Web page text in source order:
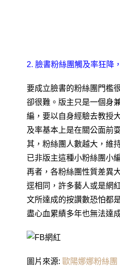
2. 臉書粉絲團觸及率狂降
要成立臉書的粉絲團門檻
卻很難 。版主只是一個身
編 ， 要以自身經驗去教授
及率基本上是在關公面前
其 ， 粉絲團人數越大 ， 維
已非版主這種小粉絲團小
再者 ， 各粉絲團性質差異
逕相同 ， 許多藝人或是網
文所達成的按讚數恐怕都
盡心血累績多年也無法達
圖片來源: 歐陽娜娜粉絲團